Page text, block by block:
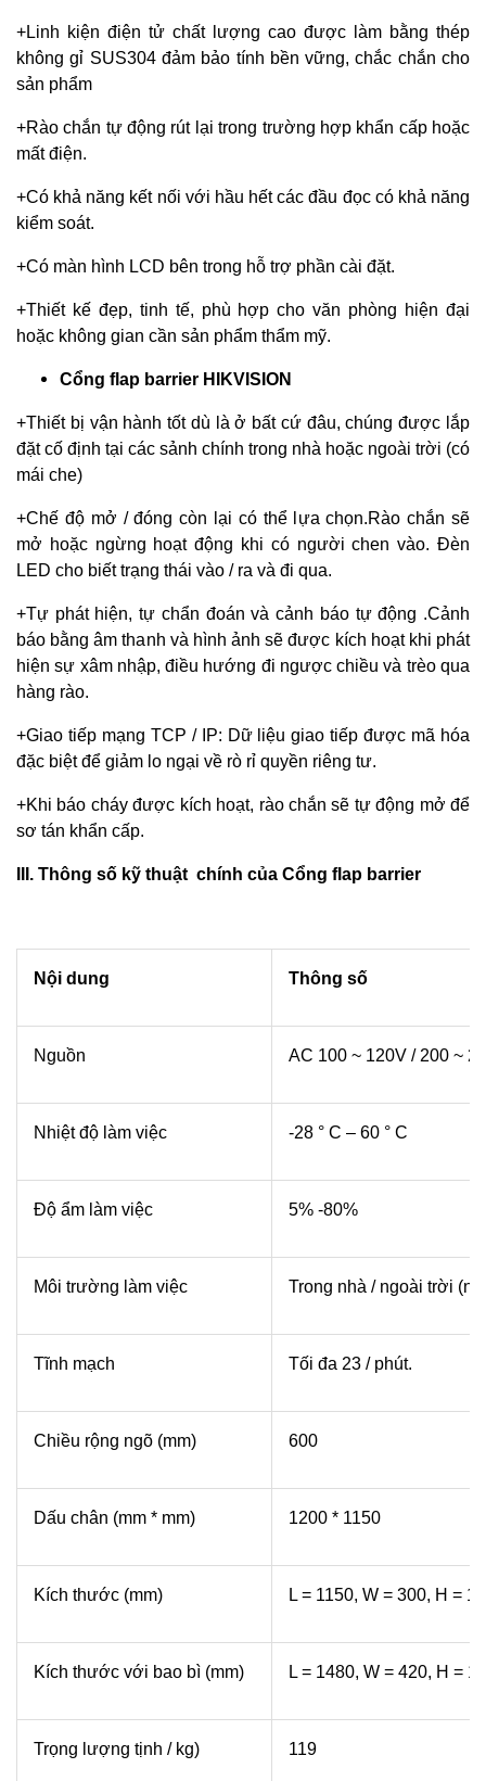
+Linh kiện điện tử chất lượng cao được làm bằng thép
không gỉ SUS304 đảm bảo tính bền vững, chắc chắn cho
sản phẩm
+Rào chắn tự động rút lại trong trường hợp khẩn cấp hoặc
mất điện.
+Có khả năng kết nối với hầu hết các đầu đọc có khả năng
kiểm soát.
+Có màn hình LCD bên trong hỗ trợ phần cài đặt.
+Thiết kế đẹp, tinh tế, phù hợp cho văn phòng hiện đại
hoặc không gian cần sản phẩm thẩm mỹ.
Cổng flap barrier HIKVISION
+Thiết bị vận hành tốt dù là ở bất cứ đâu, chúng được lắp
đặt cố định tại các sảnh chính trong nhà hoặc ngoài trời (có
mái che)
+Chế độ mở / đóng còn lại có thể lựa chọn.Rào chắn sẽ
mở hoặc ngừng hoạt động khi có người chen vào. Đèn
LED cho biết trạng thái vào / ra và đi qua.
+Tự phát hiện, tự chẩn đoán và cảnh báo tự động .Cảnh
báo bằng âm thanh và hình ảnh sẽ được kích hoạt khi phát
hiện sự xâm nhập, điều hướng đi ngược chiều và trèo qua
hàng rào.
+Giao tiếp mạng TCP / IP: Dữ liệu giao tiếp được mã hóa
đặc biệt để giảm lo ngại về rò rỉ quyền riêng tư.
+Khi báo cháy được kích hoạt, rào chắn sẽ tự động mở để
sơ tán khẩn cấp.
III. Thông số kỹ thuật chính của Cổng flap barrier
Nội dung Thông số
Nguồn AC 100 ~ 120V / 200 ~
Nhiệt độ làm việc -28 ° C – 60 ° C
Độ ẩm làm việc 5% -80%
Môi trường làm việc Trong nhà / ngoài trời
Tĩnh mạch Tối đa 23 / phút.
Chiều rộng ngõ (mm) 600
Dấu chân (mm * mm) 1200 * 1150
Kích thước (mm) L = 1150, W = 300, H =
Kích thước với bao bì (mm) L = 1480, W = 420, H =
Trọng lượng tịnh / kg) 119